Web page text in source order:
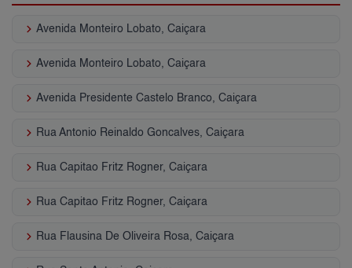
keyboard_arrow_right Avenida Monteiro Lobato, Caiçara
keyboard_arrow_right Avenida Monteiro Lobato, Caiçara
keyboard_arrow_right Avenida Presidente Castelo Branco, Caiçara
keyboard_arrow_right Rua Antonio Reinaldo Goncalves, Caiçara
keyboard_arrow_right Rua Capitao Fritz Rogner, Caiçara
keyboard_arrow_right Rua Capitao Fritz Rogner, Caiçara
keyboard_arrow_right Rua Flausina De Oliveira Rosa, Caiçara